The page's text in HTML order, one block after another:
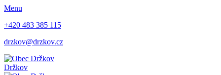
Menu
+420 483 385 115
drzkov@drzkov.cz
Držkov